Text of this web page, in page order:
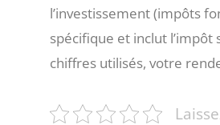
l’investissement (impôts
spécifique et inclut
chiffres utilisés, votre